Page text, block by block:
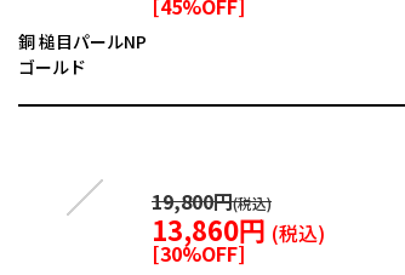
銅 槌目パールNP
ゴールド
[45%OFF]
19,800円
13,860円
[30%OFF]